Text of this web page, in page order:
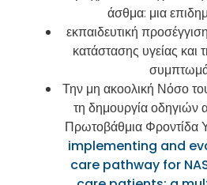
άσθμα: μια
εκπαιδευτική
κατάστασης υγείας
Την μη ακοολική Νόσο
τη δημουργία οδηγιών
Πρωτοβάθμια Φροντίδα
implementing and
care pathway for